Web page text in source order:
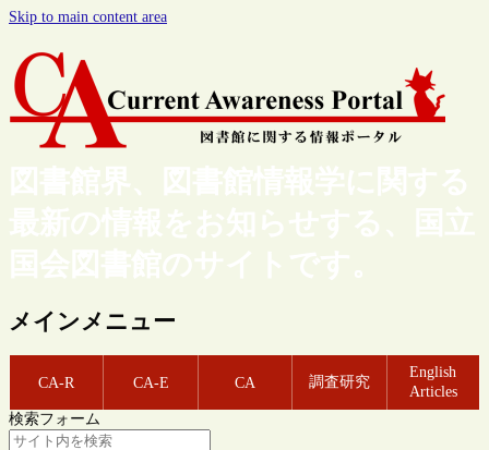
Skip to main content area
図書館界、図書館情報学に関する
最新の情報をお知らせする、国立
国会図書館のサイトです。
メインメニュー
CA-R CA-E CA 調査研究
English
Articles
検索フォーム